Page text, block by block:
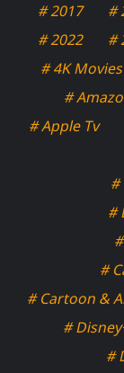
# 2017
#
# 2022
#
# 4K Movies
#
# Apple Tv
#
#
#
# Cartoon &
#
#